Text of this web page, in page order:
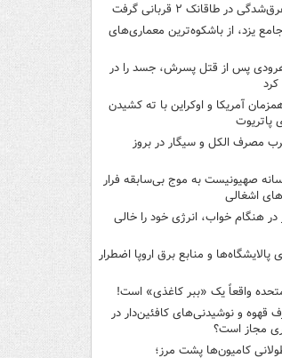
در طاقانک ۲ قربانی گرفت
یزد، از باشکوه‌ترین معماری‌های
پس از قتل پسرش، جسد را در
آمریکا و اوکراین با ته کشیدن
مصرف الکل و سیگار در بروز
صهیونیست به موج بی‌سابقه فرار
اشغالی
در هنگام خواب، انرژی خود را خالی
پالایشگاه‌ها و منابع برق اروپا اضطرار
واقعاً یک «ببر کاغذی» است!
قهوه و نوشیدنی‌های کافئین‌دار در
مجاز است؟
کامیون‌ها پشت مرز؛